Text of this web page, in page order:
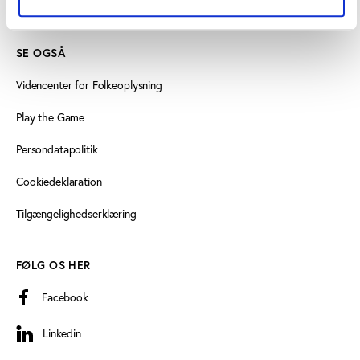
SE OGSÅ
Videncenter for Folkeoplysning
Play the Game
Persondatapolitik
Cookiedeklaration
Tilgængelighedserklæring
FØLG OS HER
Facebook
Linkedin
Linkedin